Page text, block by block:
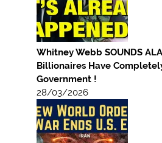
Whitney Webb SOUNDS
Billionaires Have
Government !
28/03/2026